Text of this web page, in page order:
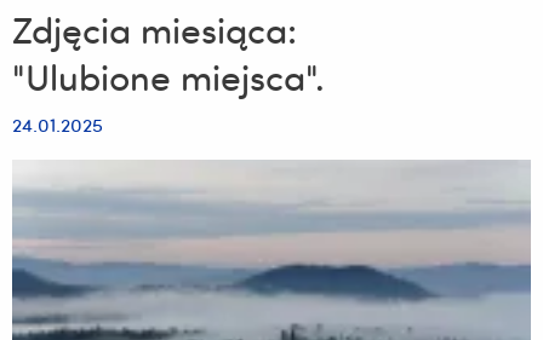
Zdjęcia miesiąca:
"Ulubione miejsca".
24.01.2025